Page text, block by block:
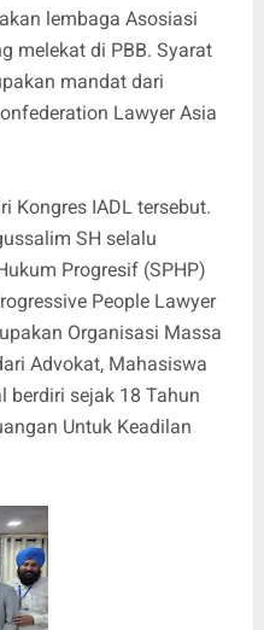
lembaga Asosiasi
melekat di PBB. Syarat
mandat dari
Lawyer Asia
Kongres IADL tersebut.
SH selalu
Progresif (SPHP)
People Lawyer
Organisasi Massa
Advokat, Mahasiswa
berdiri sejak 18 Tahun
Untuk Keadilan